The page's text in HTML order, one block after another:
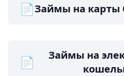
📄Займы на карты
📄
Займы на